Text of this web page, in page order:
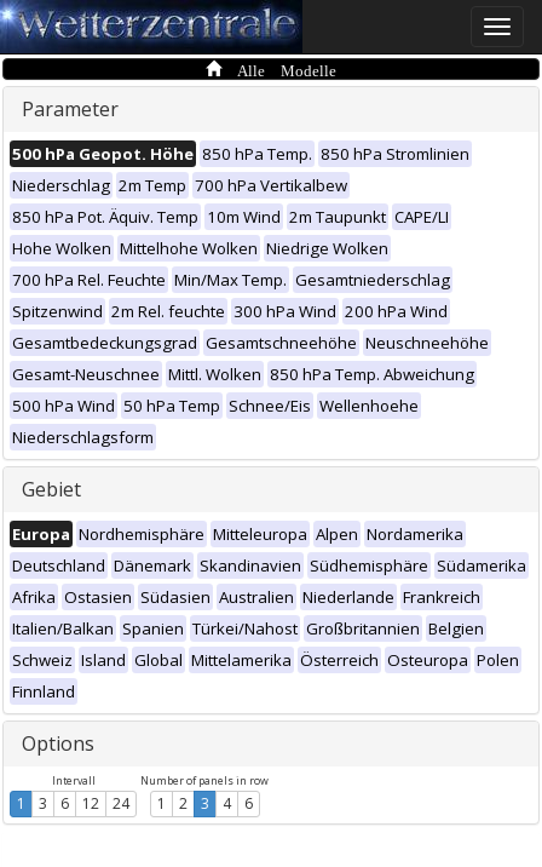
Toggle
Alle Modelle
Parameter
500 hPa Geopot. Höhe 850 hPa Temp. 850 hPa Stromlinien
Niederschlag 2m Temp 700 hPa Vertikalbew
850 hPa Pot. Äquiv. Temp 10m Wind 2m Taupunkt CAPE/LI
Hohe Wolken Mittelhohe Wolken Niedrige Wolken
700 hPa Rel. Feuchte Min/Max Temp. Gesamtniederschlag
Spitzenwind 2m Rel. feuchte 300 hPa Wind 200 hPa Wind
Gesamtbedeckungsgrad Gesamtschneehöhe Neuschneehöhe
Gesamt-Neuschnee Mittl. Wolken 850 hPa Temp. Abweichung
500 hPa Wind 50 hPa Temp Schnee/Eis Wellenhoehe
Niederschlagsform
Gebiet
Europa Nordhemisphäre Mitteleuropa Alpen Nordamerika
Deutschland Dänemark Skandinavien Südhemisphäre Südamerika
Afrika Ostasien Südasien Australien Niederlande Frankreich
Italien/Balkan Spanien Türkei/Nahost Großbritannien Belgien
Schweiz Island Global Mittelamerika Österreich Osteuropa Polen
Finnland
Options
Intervall
1 3 6 12 24
Number of panels in row
1 2 3 4 6